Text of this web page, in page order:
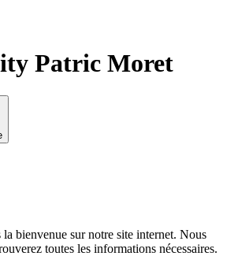
Patric Moret
bienvenue sur notre site internet. Nous
toutes les informations nécessaires.